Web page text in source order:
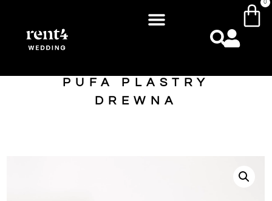
0
PUFA PLASTRY
DREWNA